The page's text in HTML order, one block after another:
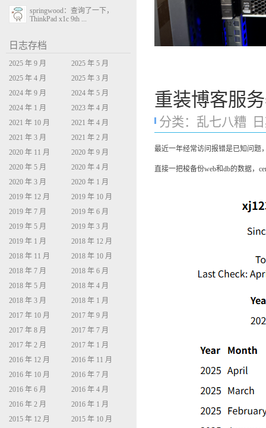
重装博客服
分类： 乱七八糟
最近一年经常访问报错是已知问题
直接一把梭备份web和db的数据，
springwood：查询了一下，
ThinkPad x1c 9th ...
日志存档
2025 年 9 月
2025 年 5 月
2025 年 4 月
2025 年 3 月
2024 年 9 月
2024 年 5 月
2024 年 1 月
2023 年 4 月
2021 年 10 月
2021 年 4 月
2021 年 3 月
2021 年 2 月
2020 年 11 月
2020 年 9 月
2020 年 5 月
2020 年 4 月
2020 年 3 月
2020 年 1 月
2019 年 12 月
2019 年 10 月
2019 年 7 月
2019 年 6 月
2019 年 5 月
2019 年 3 月
2019 年 1 月
2018 年 12 月
2018 年 11 月
2018 年 10 月
2018 年 7 月
2018 年 6 月
2018 年 5 月
2018 年 4 月
2018 年 3 月
2018 年 1 月
2017 年 10 月
2017 年 9 月
2017 年 8 月
2017 年 7 月
2017 年 2 月
2017 年 1 月
2016 年 12 月
2016 年 11 月
2016 年 10 月
2016 年 7 月
2016 年 6 月
2016 年 4 月
2016 年 2 月
2016 年 1 月
2015 年 12 月
2015 年 10 月